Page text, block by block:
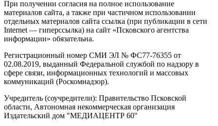
При получении согласия на полное использование
материалов сайта, а также при частичном использовании
отдельных материалов сайта ссылка (при публикации в сети
Internet — гиперссылка) на сайт «Псковского агентства
информации» обязательна.
Регистрационный номер СМИ ЭЛ № ФС77-76355 от
02.08.2019, выданный Федеральной службой по надзору в
сфере связи, информационных технологий и массовых
коммуникаций (Роскомнадзор).
Учредитель (соучредители): Правительство Псковской
области, Автономная некоммерческая организация
Издательский дом "МЕДИАЦЕНТР 60"